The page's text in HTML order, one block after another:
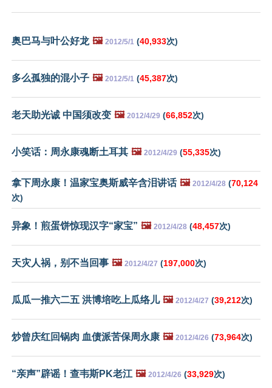
奥巴马与叶公好龙 🖼️ 2012/5/1 (40,933次)
多么孤独的混小子 🖼️ 2012/5/1 (45,387次)
老天助光诚 中国须改变 🖼️ 2012/4/29 (66,852次)
小笑话：周永康魂断土耳其 🖼️ 2012/4/29 (55,335次)
拿下周永康！温家宝奥斯威辛含泪讲话 🖼️ 2012/4/28 (70,124
次)
异象！煎蛋饼惊现汉字“家宝” 🖼️ 2012/4/28 (48,457次)
天灾人祸，别不当回事 🖼️ 2012/4/27 (197,000次)
瓜瓜一推六二五 洪博培吃上瓜络儿 🖼️ 2012/4/27 (39,212次)
炒曾庆红回锅肉 血债派苦保周永康 🖼️ 2012/4/26 (73,964次)
“亲声”辟谣！查韦斯PK老江 🖼️ 2012/4/26 (33,929次)